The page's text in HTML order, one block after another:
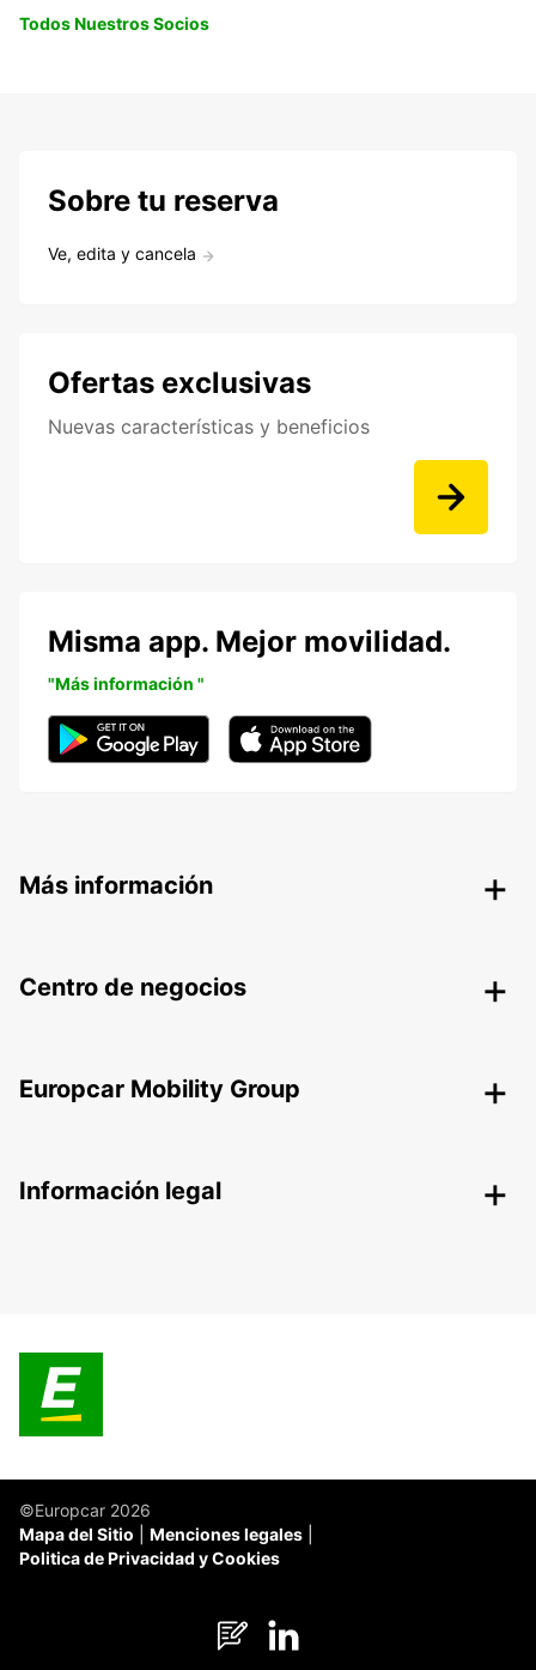
Todos Nuestros Socios
Sobre tu reserva
Ve, edita y cancela
Ofertas exclusivas
Nuevas características y beneficios
Misma app. Mejor movilidad.
"Más información "
Más información
Centro de negocios
Europcar Mobility Group
Información legal
©Europcar 2026
Mapa del Sitio
Menciones legales
Politica de Privacidad y Cookies